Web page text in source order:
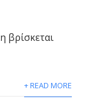
+ READ MORE